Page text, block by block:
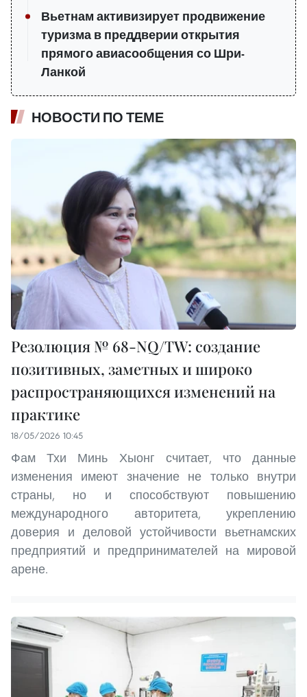
Вьетнам активизирует продвижение
туризма в преддверии открытия
прямого авиасообщения со Шри-
Ланкой
НОВОСТИ ПО ТЕМЕ
Резолюция № 68-NQ/TW: создание
позитивных, заметных и широко
распространяющихся изменений на
практике
18/05/2026 10:45
Фам Тхи Минь Хыонг считает, что данные
изменения имеют значение не только внутри
страны, но и способствуют повышению
международного авторитета, укреплению
доверия и деловой устойчивости вьетнамских
предприятий и предпринимателей на мировой
арене.